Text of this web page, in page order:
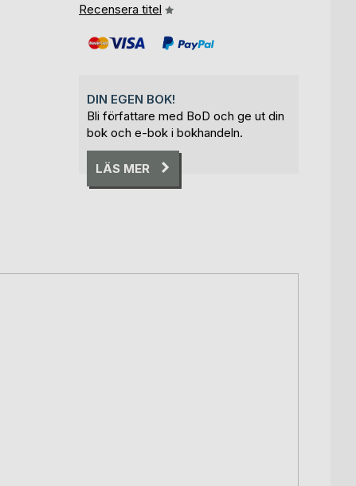
Recensera titel
DIN EGEN BOK!
Bli författare med BoD och ge ut din
bok och e-bok i bokhandeln.
LÄS MER